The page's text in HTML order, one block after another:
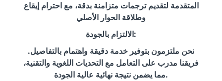
المتقدمة لتقديم ترجمات متزامنة بدقة، مع احترام إيقاع
وطلاقة الحوار الأصلي
الالتزام بالجودة:
نحن ملتزمون بتوفير خدمة دقيقة واهتمام بالتفاصيل.
فريقنا مدرب على التعامل مع التحديات اللغوية والتقنية،
مما يضمن نتيجة نهائية عالية الجودة.